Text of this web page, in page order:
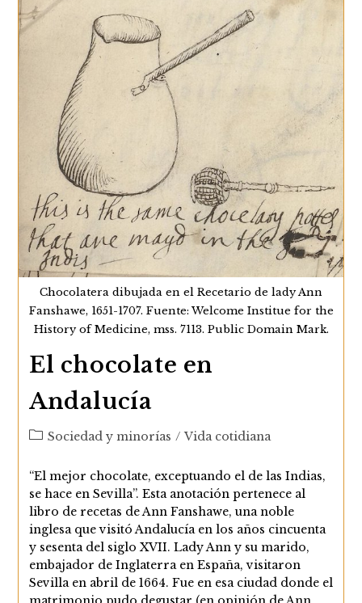
Continuar LeyendoLos
Viajes
De
Anne
Fanshawe
Por
Andalucía
Chocolatera dibujada en el Recetario de lady Ann
Fanshawe, 1651-1707. Fuente: Welcome Institue for the
History of Medicine, mss. 7113. Public Domain Mark.
El chocolate en
Andalucía
Categoría
la
entrada:
Sociedad y minorías / Vida cotidiana
“El mejor chocolate, exceptuando el de las Indias,
se hace en Sevilla”. Esta anotación pertenece al
libro de recetas de Ann Fanshawe, una noble
inglesa que visitó Andalucía en los años cincuenta
y sesenta del siglo XVII. Lady Ann y su marido,
embajador de Inglaterra en España, visitaron
Sevilla en abril de 1664. Fue en esa ciudad donde el